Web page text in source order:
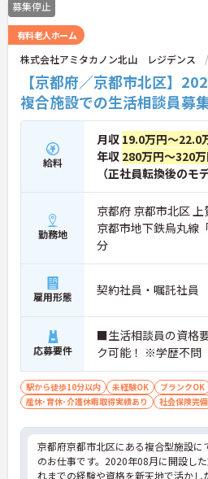
す。ご興味のある方には、面接対策ポ
さらに詳細をお話ししますのでお気軽
さい！
募集停止
有料老人ホーム
株式会社アミタカノン北山 レジデンス
【京都府／京都市北区】
複合施設での生活相談員募
給料
月収 19.0万円～22.0
年収 280万円～320
（正社員転換後のモ
勤務地
京都府 京都市北区
京都市地下鉄烏丸線
分
雇用形態 契約社員・嘱託社員
応募要件
■生活相談員の資格
ク可能！ ※学歴不問
駅から徒歩10分以内 未経験OK ブランクOK
産休･育休･介護休暇取得実績あり
社会保険完備
京都府京都市北区にある複合型施設に
のお仕事です。2020年08月に開設し
れまでの経験や資格を新天地で活かし